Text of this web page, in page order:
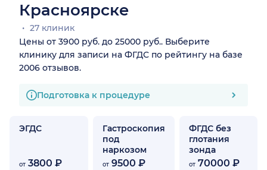
Красноярске
27 клиник
Цены от 3900 руб. до 25000 руб.. Выберите
клинику для записи на ФГДС по рейтингу на базе
2006 отзывов.
Подготовка к процедуре
ЭГДС
от 3800 ₽
Гастроскопия
под
наркозом
от9500 ₽
ФГДС без
глотания
зонда
от70000 ₽